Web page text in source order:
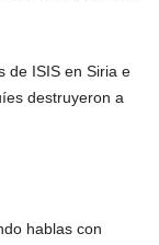
de ISIS en Siria e
destruyeron a
hablas con